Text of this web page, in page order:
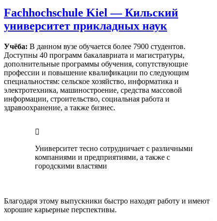
Fachhochschule Kiel —Кильский
университет прикладных наук
Учёба: В данном вузе обучается более 7900 студентов.
Доступны 40 программ бакалавриата и магистратуры,
дополнительные программы обучения, сопутствующие
профессии и повышение квалификации по следующим
специальностям: сельское хозяйство, информатика и
электротехника, машиностроение, средства массовой
информации, строительство, социальная работа и
здравоохранение, а также бизнес.
Университет тесно сотрудничает с различными
компаниями и предприятиями, а также с
городскими властями
Благодаря этому выпускники быстро находят работу и имеют
хорошие карьерные перспективы.